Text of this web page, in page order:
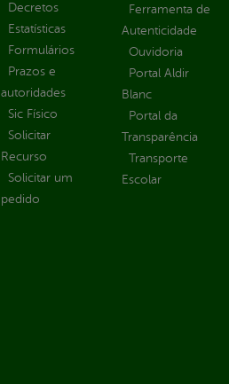
Decretos
Estatísticas
Formulários
Prazos e
autoridades
Sic Físico
Solicitar
Recurso
Solicitar um
pedido
Ferramenta de
Autenticidade
Ouvidoria
Portal Aldir
Blanc
Portal da
Transparência
Transporte
Escolar